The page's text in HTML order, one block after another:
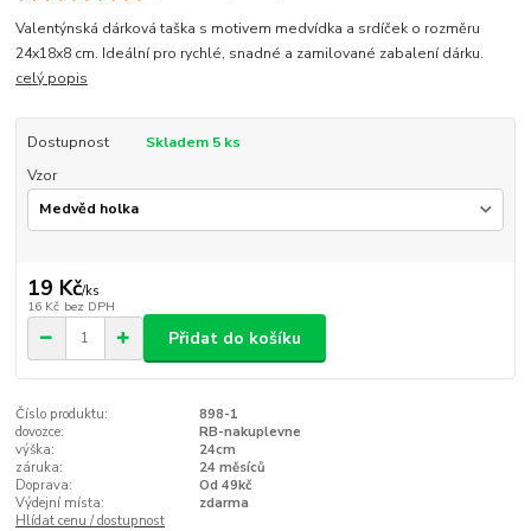
Valentýnská dárková taška s motivem medvídka a srdíček o rozměru
24x18x8 cm. Ideální pro rychlé, snadné a zamilované zabalení dárku.
celý popis
Dostupnost
Skladem 5 ks
Vzor
19 Kč/ks
16 Kč bez DPH
Přidat do košíku
Číslo produktu:
898-1
dovozce:
RB-nakuplevne
výška:
24cm
záruka:
24 měsíců
Doprava:
Od 49kč
Výdejní místa:
zdarma
Hlídat cenu / dostupnost